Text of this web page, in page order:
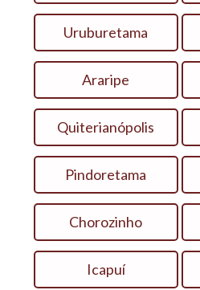
Uruburetama
Araripe
Quiterianópolis
Pindoretama
Chorozinho
Icapuí